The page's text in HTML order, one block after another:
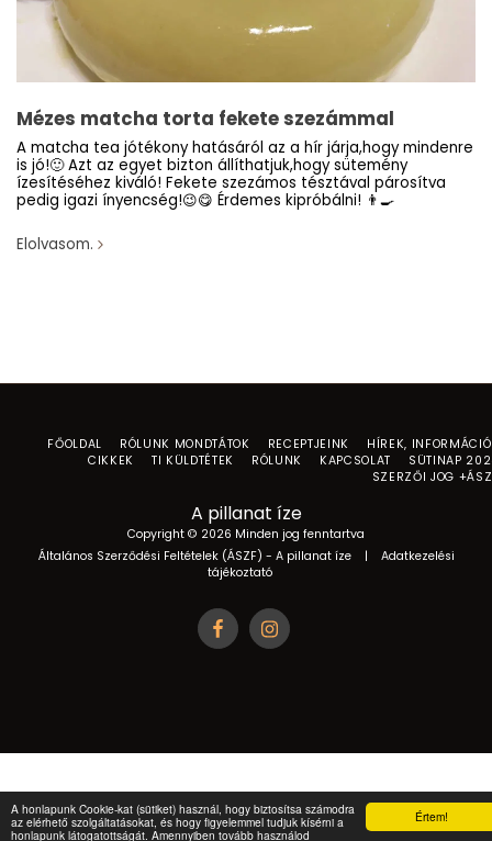
Értem!
A honlapunk Cookie-kat (sütiket) használ, hogy biztosítsa számodra
az elérhető szolgáltatásokat, és hogy figyelemmel tudjuk kísérni a
honlapunk látogatottságát. Amennyiben tovább használod
Mézes matcha torta fekete szezámmal
A matcha tea jótékony hatásáról az a hír járja,hogy mindenre
is jó!🙂 Azt az egyet bizton állíthatjuk,hogy sütemény
ízesítéséhez kiváló! Fekete szezámos tésztával párosítva
pedig igazi ínyencség!😉😋 Érdemes kipróbálni! 👨‍🍳
Elolvasom.
A pillanat íze
Copyright © 2026 Minden jog fenntartva
Általános Szerződési Feltételek (ÁSZF) - A pillanat íze| Adatkezelési
tájékoztató
FŐOLDAL RÓLUNK MONDTÁTOK RECEPTJEINK
HÍREK,
CIKKEK
TI KÜLDTÉTEK RÓLUNK KAPCSOLAT
SÜTINAP
SZERZŐI JOG